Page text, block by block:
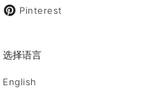
Pinterest
选择语言
English